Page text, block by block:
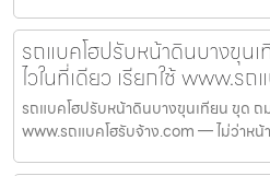
รถแบคโฮปรับหน้าดินบางขุน
ไวในที่เดียว เรียกใช้ www.ร
รถแบคโฮปรับหน้าดินบางขุนเทียน ขุด ถ
www.รถแบคโฮรับจ้าง.com — ไม่ว่าหน้